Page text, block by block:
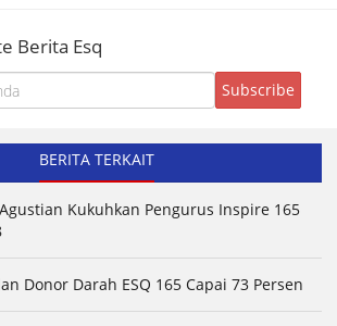
Berita Esq
BERITA TERKAIT
Kukuhkan Pengurus Inspire 165
Donor Darah ESQ 165 Capai 73 Persen